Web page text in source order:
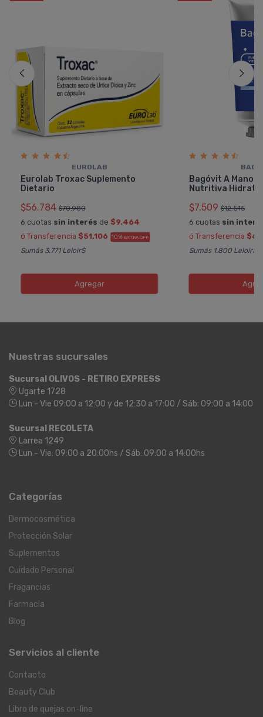
EUROLAB
Eurolab Troxac Suplemento
Dietario
$56.784 $70.980
6 cuotas sin interés de $9.464
ó Transferencia $51.106 10% EXTRA OFF
Sumás 3.771 Leloir$
Agregar
Bagóvit A Manos
Nutritiva
$7.509 $12.515
6 cuotas sin
ó Transferencia
Sumás 1.800 Leloir$
Nuestras sucursales
Sucursal OLIVOS - RETIRO EXPRESS
Ugarte 1728
Lun - Vie 09:00 a 12:00 y de 12:30 a 17:00 / Sáb: 09:00 a 14:00
Sucursal RECOLETA
Larrea 1249
Lun - Vie: 09:00 a 20:00hs / Sáb: 09:00 a 14:00hs
Categorías
Dermocosmética
Protección Solar
Suplementos
Cuidado Personal
Fragancias
Farmacia
Blog
Servicios al cliente
Contacto
Beauty Club
Libro de quejas on-line